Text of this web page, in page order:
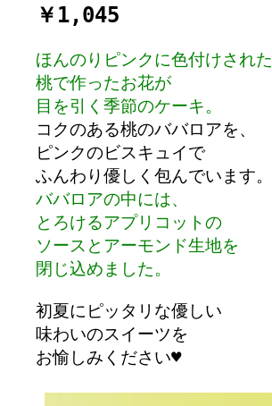
￥1,045
ほんのりピンクに色付けされた
桃で作ったお花が
目を引く季節のケーキ。
コクのある桃のババロアを、
ピンクのビスキュイで
ババロアの中には、
とろけるアプリコットの
ソースとアーモンド生地を
初夏にピッタリな優しい
味わいのスイーツを